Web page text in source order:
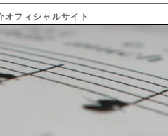
フィシャルサイト